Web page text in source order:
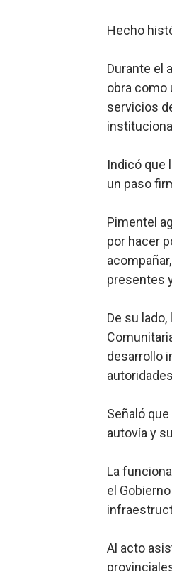
Hecho
Durante el
obra como
servicios
Indicó que
un paso
Pimentel
por hacer
presentes
De su
desarrollo
Señaló
autovía y
La
el
Al acto